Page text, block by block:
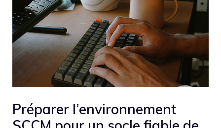
Préparer l’environnement